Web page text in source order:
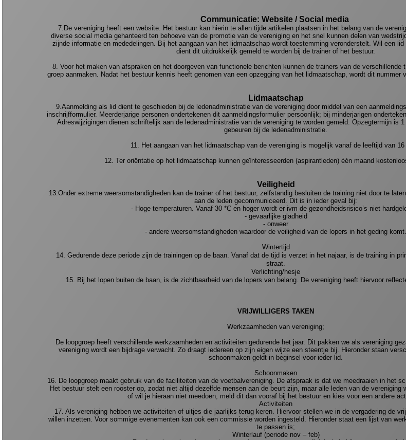
Communicatie: Website / Social media
7.De vereniging heeft een website. Het bestuur kan hierin te allen tijde artikelen plaatsen in het belang van de
diverse social media gehanteerd ten behoeve van de promotie van de vereniging en het snel kunnen delen van
zijnde informatie en mededelingen. Bij het aangaan van het lidmaatschap wordt toestemming veronderstelt. Wil een
dient dit uitdrukkelijk gemeld te worden bij de trainer of het bestuur.
8. Voor het maken van afspraken en het doorgeven van functionele berichten kunnen de trainers van de verschillende
groep aanmaken. Nadat het bestuur kennis heeft genomen van een opzegging van het lidmaatschap, wordt dit nummer
Lidmaatschap
9.Aanmelding als lid dient te geschieden bij de ledenadministratie van de vereniging door middel van een
inschrijfformulier. Meerderjarige personen ondertekenen dit aanmeldingsformulier persoonlijk; bij minderjarigen
Adreswijzigingen dienen schriftelijk aan de ledenadministratie van de vereniging te worden gemeld. Opzegtermijn is
gebeuren bij de ledenadministratie.
11. Het aangaan van het lidmaatschap van de vereniging is mogelijk vanaf de leeftijd van 16
12. Ter oriëntatie op het lidmaatschap kunnen geïnteresseerden (aspirantleden) één maand
Veiligheid
13.Onder extreme weersomstandigheden kan de trainer of het bestuur, zelfstandig besluiten de training niet door te
aan de leden gecommuniceerd. Dit is in ieder geval bij:
- Hoge temperaturen. Vanaf 30 *C en hoger wordt er ivm de gezondheidsrisico’s niet
- gevaarlijke gladheid
- onweer
- andere weersomstandigheden waardoor de veiligheid van de lopers in het geding komt.
Wintertijd
14. Gedurende deze periode zijn de trainingen op de baan. Vanaf dat de tijd is verzet in het najaar, is de training in
straat.
Verlichting/hesje
15. Bij het lopen buiten de baan, is de zichtbaarheid van de lopers van belang. De vereniging heeft hiervoor
VRIJWILLIGERS TAKEN
Werkzaamheden van vereniging;
De loopgroep heeft verschillende werkzaamheden en activiteiten gedurende het jaar. Dit pakken we als vereniging
vereniging wordt een bijdrage verwacht. Zo draagt iedereen op zijn eigen wijze een steentje bij. Hieronder staan
schoonmaken geldt in beginsel voor ieder lid.
Schoonmaken
16. De loopgroep maakt gebruik van de faciliteiten van de voetbalvereniging. De afspraak is dat we meedraaien in het
Het bestuur stelt een rooster op, zodat niet altijd dezelfde mensen aan de beurt zijn, maar alle leden van de vereniging
of wil je hieraan niet meedoen, meld dit dan vooraf bij het bestuur en kies voor een andere
Activiteiten
17. Als vereniging hebben we activiteiten of uitjes die jaarlijks terug keren. Hiervoor stellen we in de vergadering de
willen inzetten. Voor sommige evenementen kan ook een commissie worden ingesteld. Hieronder staat een lijst van
te passen is;
Winterlauf (periode nov – feb)